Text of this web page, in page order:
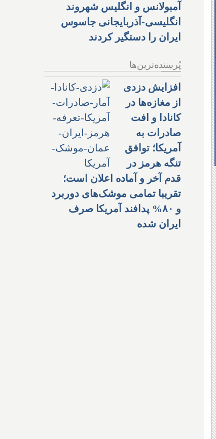
آمبولانس و انگلیس شهروند
انگلیسی-آذربایجانی جاسوس
ایران را دستگیر کردند
پُربیننده‌ترین‌ها
افزایش دزدی
از مغازه‌ها در
کانادا و افت
صادرات به
آمریکا؛ توافق
تنگه هرمز در
قدم آخر و آماده اعلان است؛
تقریبا تمامی موشک‌های دوربرد
و ۸۰% پدافند آمریکا صرف
ایران شده